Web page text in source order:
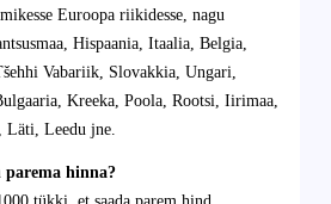
Euroopa riikidesse, nagu
Hispaania, Itaalia, Belgia,
Vabariik, Slovakkia, Ungari,
Kreeka, Poola, Rootsi, Iirimaa,
Läti, Leedu jne.
parema hinna?